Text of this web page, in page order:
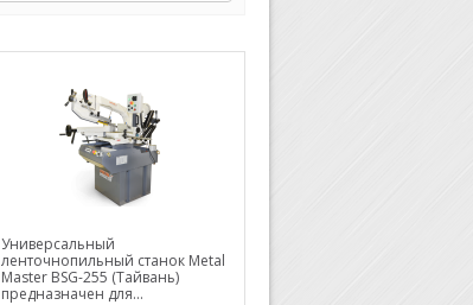
Универсальный
ленточнопильный станок Metal
Master BSG-255 (Тайвань)
предназначен для...